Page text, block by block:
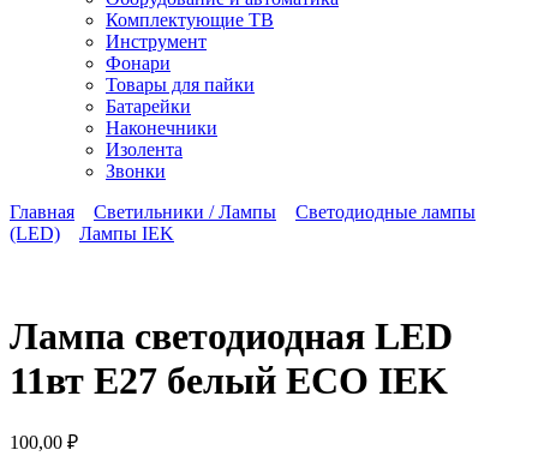
Комплектующие ТВ
Инструмент
Фонари
Товары для пайки
Батарейки
Наконечники
Изолента
Звонки
Главная
Светильники / Лампы
Светодиодные лампы
(LED)
Лампы IEK
Лампа светодиодная LED
11вт Е27 белый ECO IEK
100,00 ₽